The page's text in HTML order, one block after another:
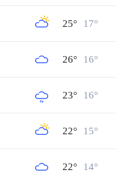
25° 17°
26° 16°
23° 16°
22° 15°
22° 14°